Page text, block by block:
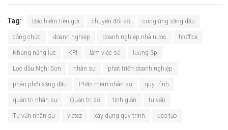
Tag: Bảo hiểm tiền gửi chuyển đổi số cung ứng xăng dầu
công chức doanh nghiệp doanh nghiệp nhà nước hroffice
Khung năng lực KPI làm việc số lương 3p
Lọc dầu Nghi Sơn nhân sự phát triển doanh nghiệp
phân phối xăng dầu Phần mềm nhân sự quy trình
quản trị nhân sự Quản trị số tinh giản tư vấn
Tư vấn nhân sự vietez xây dựng quy trình đào tạo